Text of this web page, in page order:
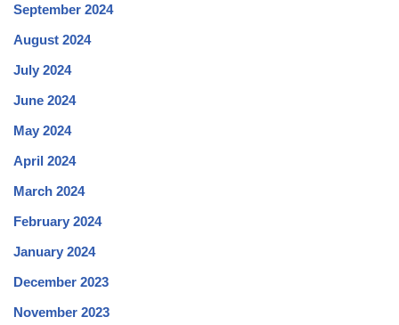
September 2024
August 2024
July 2024
June 2024
May 2024
April 2024
March 2024
February 2024
January 2024
December 2023
November 2023